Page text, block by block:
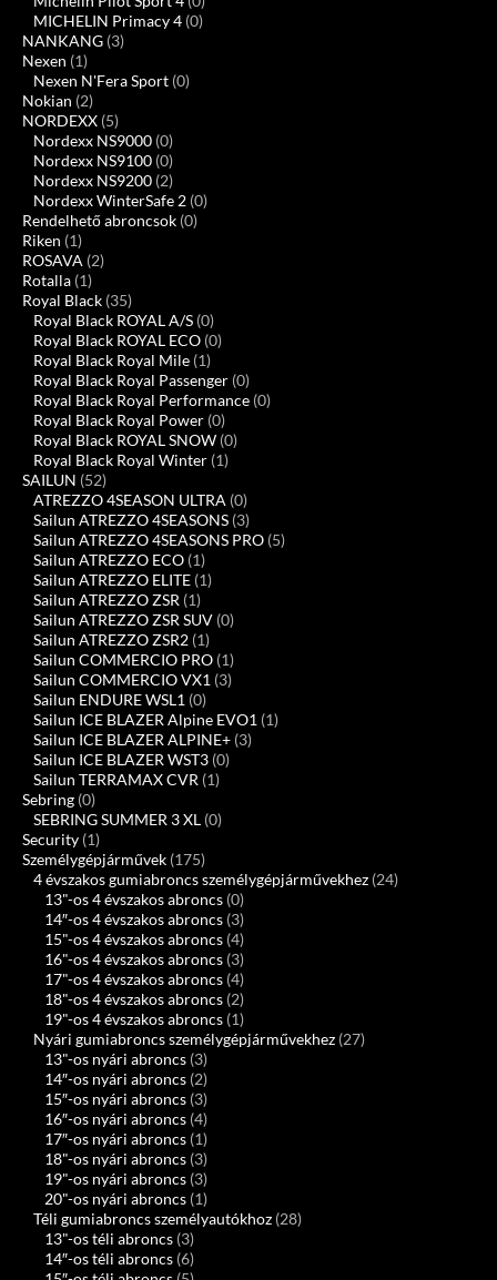
MICHELIN Primacy 4 (0)
NANKANG (3)
Nexen (1)
Nexen N'Fera Sport (0)
Nokian (2)
NORDEXX (5)
Nordexx NS9000 (0)
Nordexx NS9100 (0)
Nordexx NS9200 (2)
Nordexx WinterSafe 2 (0)
Rendelhető abroncsok (0)
Riken (1)
ROSAVA (2)
Rotalla (1)
Royal Black (35)
Royal Black ROYAL A/S (0)
Royal Black ROYAL ECO (0)
Royal Black Royal Mile (1)
Royal Black Royal Passenger (0)
Royal Black Royal Performance (0)
Royal Black Royal Power (0)
Royal Black ROYAL SNOW (0)
Royal Black Royal Winter (1)
SAILUN (52)
ATREZZO 4SEASON ULTRA (0)
Sailun ATREZZO 4SEASONS (3)
Sailun ATREZZO 4SEASONS PRO (5)
Sailun ATREZZO ECO (1)
Sailun ATREZZO ELITE (1)
Sailun ATREZZO ZSR (1)
Sailun ATREZZO ZSR SUV (0)
Sailun ATREZZO ZSR2 (1)
Sailun COMMERCIO PRO (1)
Sailun COMMERCIO VX1 (3)
Sailun ENDURE WSL1 (0)
Sailun ICE BLAZER Alpine EVO1 (1)
Sailun ICE BLAZER ALPINE+ (3)
Sailun ICE BLAZER WST3 (0)
Sailun TERRAMAX CVR (1)
Sebring (0)
SEBRING SUMMER 3 XL (0)
Security (1)
Személygépjárművek (175)
4 évszakos gumiabroncs személygépjárművekhez (24)
13"-os 4 évszakos abroncs (0)
14″-os 4 évszakos abroncs (3)
15"-os 4 évszakos abroncs (4)
16"-os 4 évszakos abroncs (3)
17"-os 4 évszakos abroncs (4)
18"-os 4 évszakos abroncs (2)
19"-os 4 évszakos abroncs (1)
Nyári gumiabroncs személygépjárművekhez (27)
13"-os nyári abroncs (3)
14″-os nyári abroncs (2)
15″-os nyári abroncs (3)
16″-os nyári abroncs (4)
17″-os nyári abroncs (1)
18"-os nyári abroncs (3)
19"-os nyári abroncs (3)
20"-os nyári abroncs (1)
Téli gumiabroncs személyautókhoz (28)
13"-os téli abroncs (3)
14″-os téli abroncs (6)